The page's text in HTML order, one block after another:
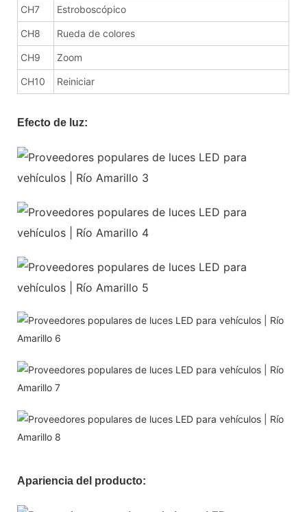
CH7 Estroboscópico
CH8 Rueda de colores
CH9 Zoom
CH10 Reiniciar
Efecto de luz:
Apariencia del producto: